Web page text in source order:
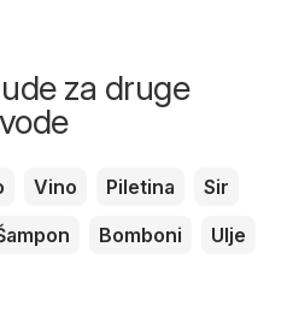
za druge
Vino Piletina
Sir
Bomboni
Ulje